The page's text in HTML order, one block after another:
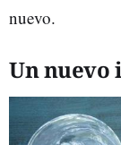
nuevo.
Un nuevo